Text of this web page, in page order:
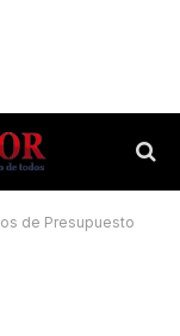
de Presupuesto